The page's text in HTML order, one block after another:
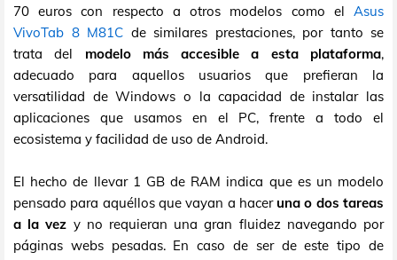
70 euros con respecto a otros modelos como el Asus
VivoTab 8 M81C de similares prestaciones, por tanto se
trata del modelo más accesible a esta plataforma,
adecuado para aquellos usuarios que prefieran la
versatilidad de Windows o la capacidad de instalar las
aplicaciones que usamos en el PC, frente a todo el
ecosistema y facilidad de uso de Android.
El hecho de llevar 1 GB de RAM indica que es un modelo
pensado para aquéllos que vayan a hacer una o dos tareas
a la vez y no requieran una gran fluidez navegando por
páginas webs pesadas. En caso de ser de este tipo de